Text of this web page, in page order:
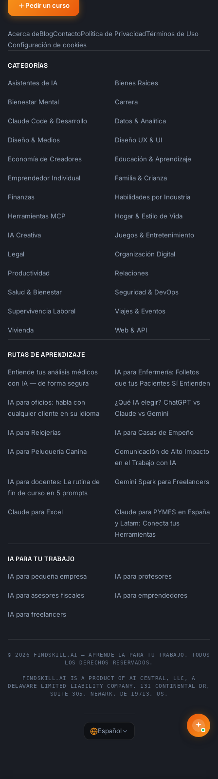
Pedir un curso
Acerca deBlogContactoPolítica de PrivacidadTérminos de Uso
Configuración de cookies
CATEGORÍAS
Asistentes de IA Bienes Raíces
Bienestar Mental Carrera
Claude Code & Desarrollo Datos & Analítica
Diseño & Medios Diseño UX & UI
Economía de Creadores Educación & Aprendizaje
Emprendedor Individual Familia & Crianza
Finanzas Habilidades por Industria
Herramientas MCP Hogar & Estilo de Vida
IA Creativa Juegos & Entretenimiento
Legal Organización Digital
Productividad Relaciones
Salud & Bienestar Seguridad & DevOps
Supervivencia Laboral Viajes & Eventos
Vivienda Web & API
RUTAS DE APRENDIZAJE
Entiende tus análisis médicos
con IA — de forma segura
IA para Enfermería: Folletos
que tus Pacientes Sí Entienden
IA para oficios: habla con
cualquier cliente en su idioma
¿Qué IA elegir? ChatGPT vs
Claude vs Gemini
IA para Relojerías IA para Casas de Empeño
IA para Peluquería Canina
Comunicación de Alto Impacto
en el Trabajo con IA
IA para docentes: La rutina de
fin de curso en 5 prompts
Gemini Spark para Freelancers
Claude para Excel
Claude para PYMES en España
y Latam: Conecta tus
Herramientas
IA PARA TU TRABAJO
IA para pequeña empresa IA para profesores
IA para asesores fiscales IA para emprendedores
IA para freelancers
© 2026 FINDSKILL.AI — APRENDE IA PARA TU TRABAJO. TODOS
LOS DERECHOS RESERVADOS.
FINDSKILL.AI IS A PRODUCT OF AI CENTRAL, LLC , A
DELAWARE LIMITED LIABILITY COMPANY. 131 CONTINENTAL DR,
SUITE 305 , NEWARK , DE 19713 , US .
Español